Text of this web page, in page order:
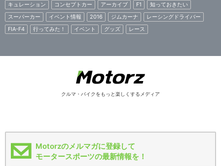
キュレーション
コンセプトカー アーカイブ F1
知っておきたい
スーパーカー
イベント情報 2016 ジムカーナ
レーシングドライバー
FIA-F4
行ってみた！ イベント グッズ レース
クルマ・バイクをもっと楽しくするメディア
Motorzのメルマガに登録して
モータースポーツの最新情報を！